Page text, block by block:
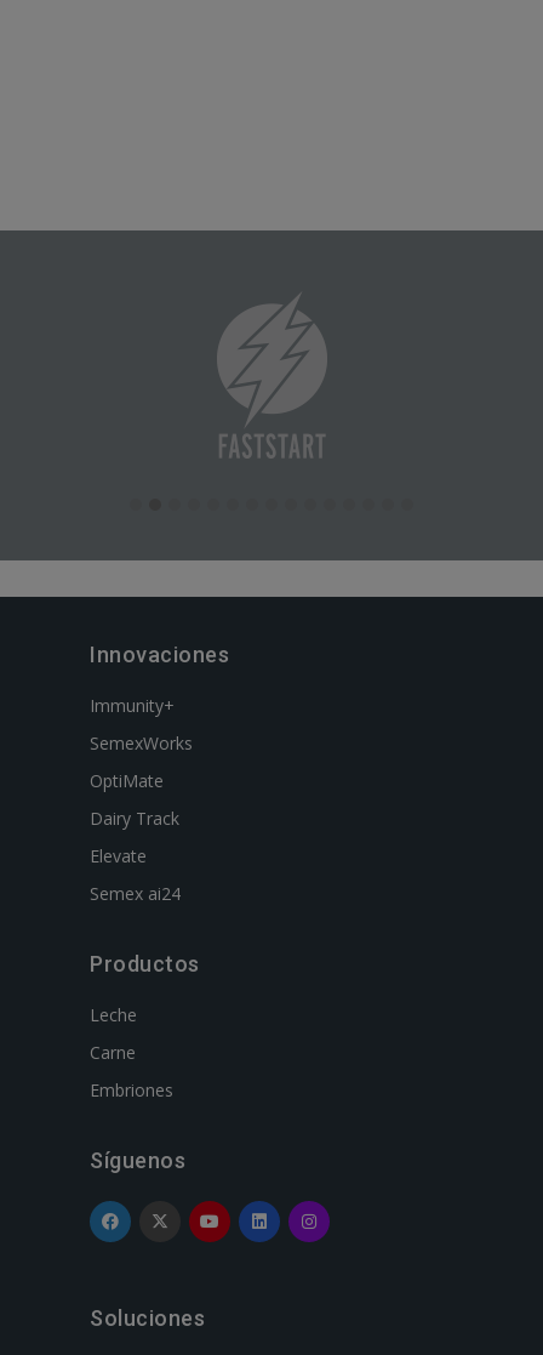
Innovaciones
Immunity+
SemexWorks
OptiMate
Dairy Track
Elevate
Semex ai24
Productos
Leche
Carne
Embriones
Síguenos
Soluciones